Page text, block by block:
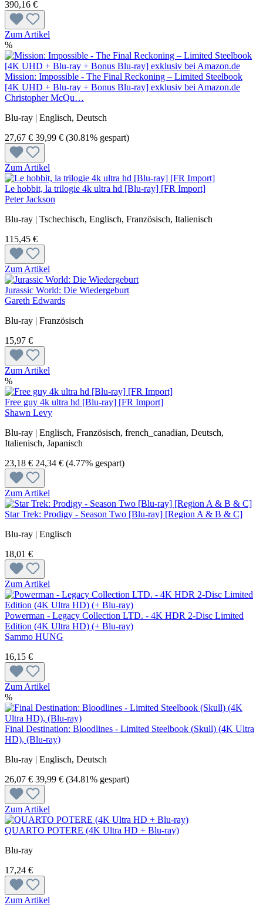
390,16 €
Zum Artikel
%
Mission: Impossible - The Final Reckoning – Limited Steelbook
[4K UHD + Blu-ray + Bonus Blu-ray] exklusiv bei Amazon.de
Christopher McQu…
Blu-ray | Englisch, Deutsch
27,67 € 39,99 € (30.81% gespart)
Zum Artikel
Le hobbit, la trilogie 4k ultra hd [Blu-ray] [FR Import]
Peter Jackson
Blu-ray | Tschechisch, Englisch, Französisch, Italienisch
115,45 €
Zum Artikel
Jurassic World: Die Wiedergeburt
Gareth Edwards
Blu-ray | Französisch
15,97 €
Zum Artikel
%
Free guy 4k ultra hd [Blu-ray] [FR Import]
Shawn Levy
Blu-ray | Englisch, Französisch, french_canadian, Deutsch,
Italienisch, Japanisch
23,18 € 24,34 € (4.77% gespart)
Zum Artikel
Star Trek: Prodigy - Season Two [Blu-ray] [Region A & B & C]
Blu-ray | Englisch
18,01 €
Zum Artikel
Powerman - Legacy Collection LTD. - 4K HDR 2-Disc Limited
Edition (4K Ultra HD) (+ Blu-ray)
Sammo HUNG
16,15 €
Zum Artikel
%
Final Destination: Bloodlines - Limited Steelbook (Skull) (4K Ultra
HD), (Blu-ray)
Blu-ray | Englisch, Deutsch
26,07 € 39,99 € (34.81% gespart)
Zum Artikel
QUARTO POTERE (4K Ultra HD + Blu-ray)
Blu-ray
17,24 €
Zum Artikel